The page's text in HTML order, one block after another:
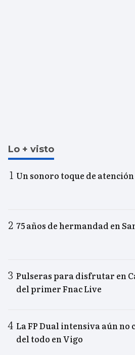
Lo + visto
Un sonoro toque de atención
75 años de hermandad en
Pulseras para disfrutar en
del primer Fnac Live
La FP Dual intensiva aún no
del todo en Vigo